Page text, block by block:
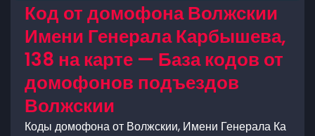
Код от домофона Волжскии
Имени Генерала Карбышева,
138 на карте — База кодов от
домофонов подъездов
Волжскии
Коды домофона от Волжскии, Имени Генерала Ка